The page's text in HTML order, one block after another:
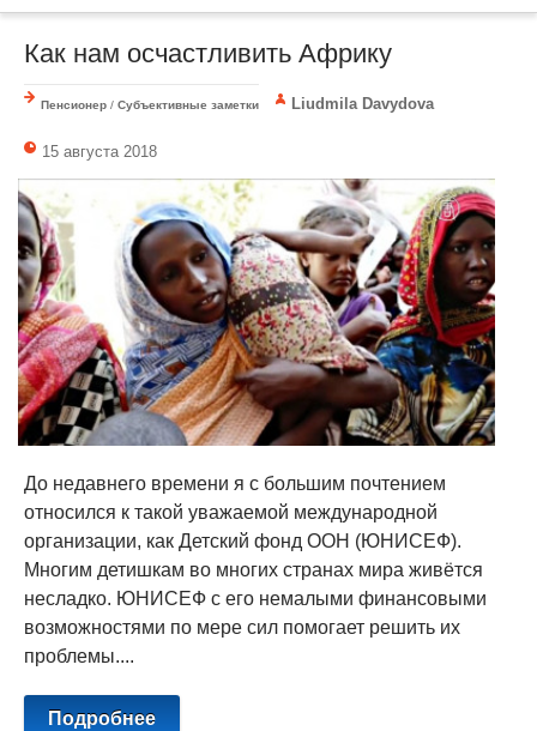
Как нам осчастливить Африку
Пенсионер / Субъективные заметки Liudmila Davydova
15 августа 2018
До недавнего времени я с большим почтением
относился к такой уважаемой международной
организации, как Детский фонд ООН (ЮНИСЕФ).
Многим детишкам во многих странах мира живётся
несладко. ЮНИСЕФ с его немалыми финансовыми
возможностями по мере сил помогает решить их
проблемы....
Подробнее